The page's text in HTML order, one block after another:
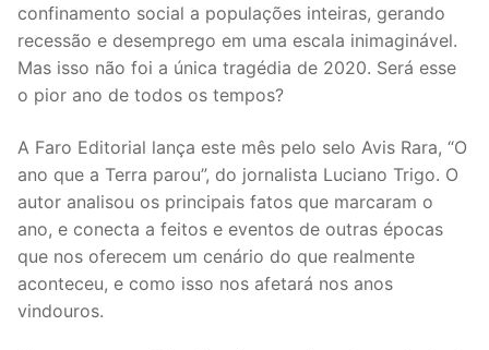
confinamento social a populações inteiras, gerando
recessão e desemprego em uma escala inimaginável.
Mas isso não foi a única tragédia de 2020. Será esse
o pior ano de todos os tempos?
A Faro Editorial lança este mês pelo selo Avis Rara, “O
ano que a Terra parou”, do jornalista Luciano Trigo. O
autor analisou os principais fatos que marcaram o
ano, e conecta a feitos e eventos de outras épocas
que nos oferecem um cenário do que realmente
aconteceu, e como isso nos afetará nos anos
vindouros.